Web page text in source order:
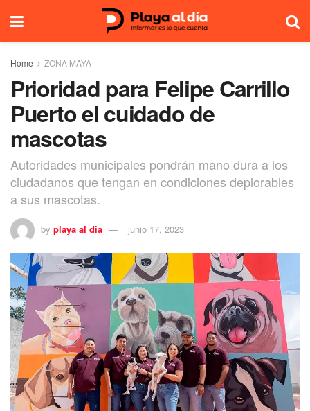
Home ZONA MAYA
Prioridad para Felipe Carrillo
Puerto el cuidado de
mascotas
Autoridades municipales pondrán mano dura a los
ciudadanos que tengan en condiciones deplorables
a sus mascotas.
by playa al dia junio 17, 2023